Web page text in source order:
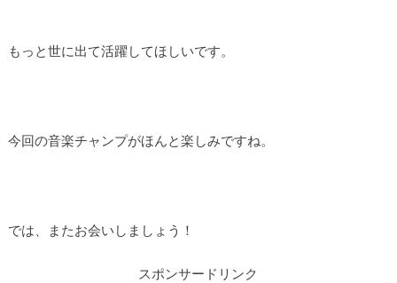
もっと世に出て活躍してほしいです。
今回の音楽チャンプがほんと楽しみですね。
では、またお会いしましょう！
スポンサードリンク